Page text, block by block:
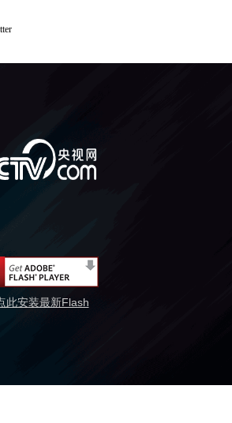
此安装最新Flash